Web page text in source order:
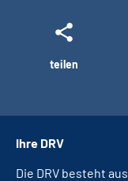
teilen
Ihre DRV
Die DRV besteht